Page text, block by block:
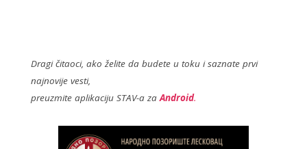
o
o
Dragi čitaoci, ako želite da budete u toku i saznate prvi
najnovije vesti,
preuzmite aplikaciju STAV-a za Android.